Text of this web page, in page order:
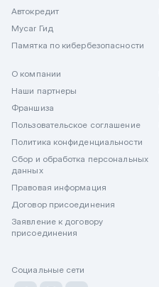
Автокредит
Mycar Гид
Памятка по кибербезопасности
О компании
Наши партнеры
Франшиза
Пользовательское соглашение
Политика конфиденциальности
Сбор и обработка персональных
данных
Правовая информация
Договор присоединения
Заявление к договору
присоединения
Социальные сети